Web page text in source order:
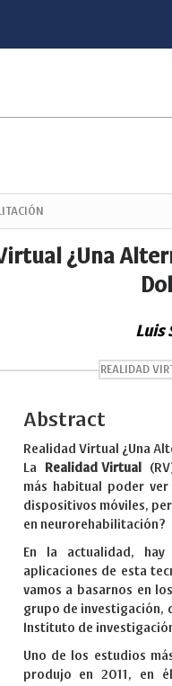
¿Una
Luis
REALIDAD
Abstract
Realidad Virtual ¿Una
La
Realidad Virtual
más habitual poder
dispositivos móviles,
en neurorehabilitación?
En la actualidad,
aplicaciones de esta
vamos a basarnos en
grupo de investigación,
Instituto de
Uno de los estudios
produjo en 2011, en